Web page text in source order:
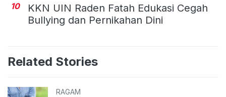
10
KKN UIN Raden Fatah Edukasi Cegah
Bullying dan Pernikahan Dini
Related Stories
RAGAM